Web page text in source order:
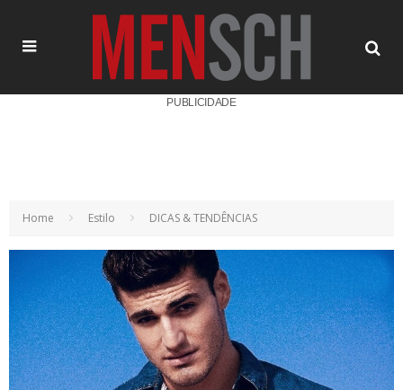
PUBLICIDADE
Home Estilo DICAS & TENDÊNCIAS